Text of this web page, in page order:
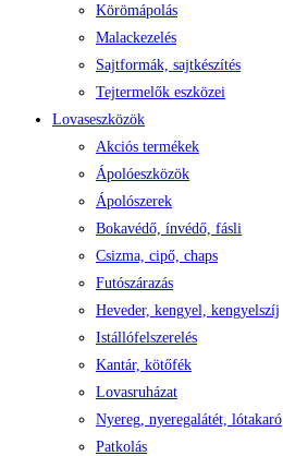
Körömápolás
Malackezelés
Sajtformák, sajtkészítés
Tejtermelők eszközei
Lovaseszközök
Akciós termékek
Ápolóeszközök
Ápolószerek
Bokavédő, ínvédő, fásli
Csizma, cipő, chaps
Futószárazás
Heveder, kengyel, kengyelszíj
Istállófelszerelés
Kantár, kötőfék
Lovasruházat
Nyereg, nyeregalátét, lótakaró
Patkolás